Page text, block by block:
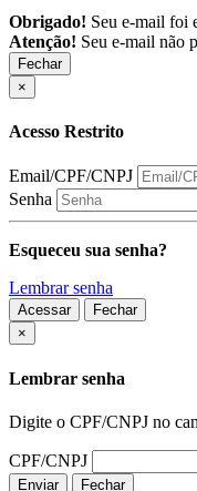
Obrigado! Seu e-mail foi
Atenção! Seu e-mail não
Fechar
×
Acesso Restrito
Email/CPF/CNPJ
Senha
Esqueceu sua senha?
Lembrar senha
Acessar
Fechar
×
Lembrar senha
Digite o CPF/CNPJ no
CPF/CNPJ
Enviar
Fechar